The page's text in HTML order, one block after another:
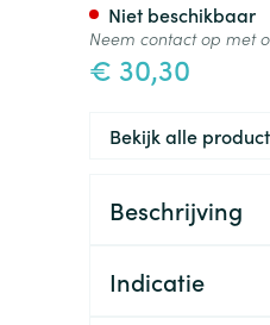
€ 30,30
Niet beschikbaar
Neem contact op met
Bekijk alle
Beschrijving
Indicatie